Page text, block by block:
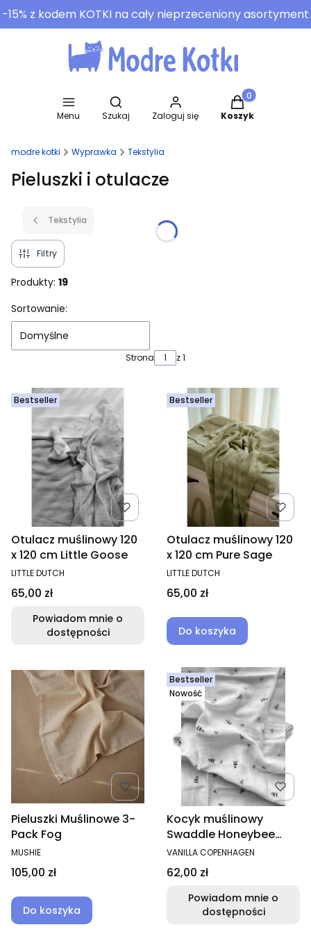
-15% z kodem KOTKI na cały nieprzeceniony asortyment
Menu
Otwórz wyszukiwarkę
Szukaj Zaloguj się
Produkty w
Koszyk
modre kotki Wyprawka Tekstylia
Pieluszki i otulacze
Tekstylia
Filtry
Produkty: 19
Lista produktów
Sortowanie:
Domyślne
Strona z 1
Bestseller
Otulacz muślinowy 120
x 120 cm Little Goose
PRODUCENT
LITTLE DUTCH
Cena
65,00 zł
Powiadom mnie o
dostępności
Bestseller
Otulacz muślinowy 120
x 120 cm Pure Sage
PRODUCENT
LITTLE DUTCH
Cena
65,00 zł
Do koszyka
Pieluszki Muślinowe 3-
Pack Fog
PRODUCENT
MUSHIE
Cena
105,00 zł
Do koszyka
Bestseller
Nowość
Kocyk muślinowy
Swaddle Honeybee
100x100 cm
PRODUCENT
VANILLA COPENHAGEN
Cena
62,00 zł
Powiadom mnie o
dostępności